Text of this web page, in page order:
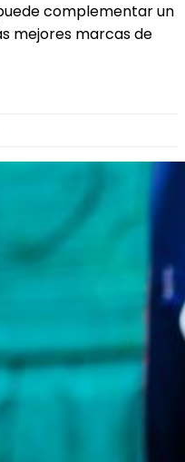
complementar un
mejores marcas de